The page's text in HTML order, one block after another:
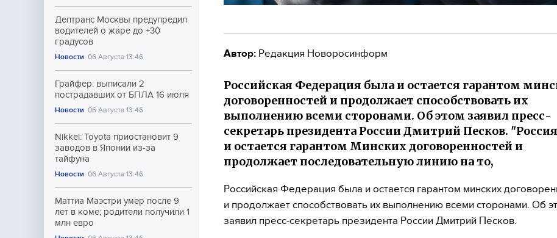
Дептранс Москвы предупредил
водителей о жаре до +30
градусов
Новости 06 Августа 13:46
Грайфер: выписали 2
пострадавших от БПЛА 16 июля
Новости 06 Августа 13:46
Nikkei: Toyota приостановит 9
заводов в Японии из-за
тайфуна
Новости 06 Августа 13:46
Маттиа Маэстри умер после 9
лет в коме; родители получили 1
млн евро
Автор: Редакция Новоросинформ
Российская Федерация была и остается гарантом
договоренностей и продолжает способствовать их
выполнению всеми сторонами. Об этом заявил пресс-
секретарь президента России Дмитрий Песков.
и остается гарантом Минских договоренностей и
продолжает последовательную линию на то,
Российская Федерация была и остается гарантом минских
и продолжает способствовать их выполнению всеми сторонами. Об
заявил пресс-секретарь президента России Дмитрий Песков.